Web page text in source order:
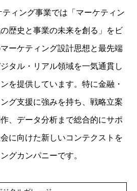
ィング事業では「マーケティン
歴史と事業の未来を創る」をビ
ーケティング設計思想と最先端
タル・リアル領域を一気通貫し
を提供しています。特に金融・
グ支援に強みを持ち、戦略立案
、データ分析まで総合的にサポ
に向けた新しいコンテクストを
グカンパニーです。